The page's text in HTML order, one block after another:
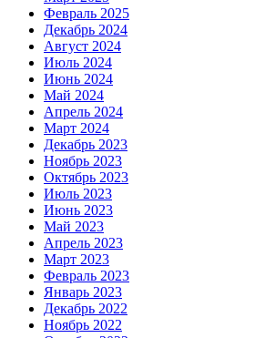
Февраль 2025
Декабрь 2024
Август 2024
Июль 2024
Июнь 2024
Май 2024
Апрель 2024
Март 2024
Декабрь 2023
Ноябрь 2023
Октябрь 2023
Июль 2023
Июнь 2023
Май 2023
Апрель 2023
Март 2023
Февраль 2023
Январь 2023
Декабрь 2022
Ноябрь 2022